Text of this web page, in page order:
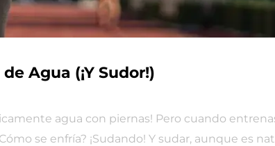
Agua (¡Y Sudor!)
agua con piernas! Pero cuando
se enfría? ¡Sudando! Y sudar, aunque es